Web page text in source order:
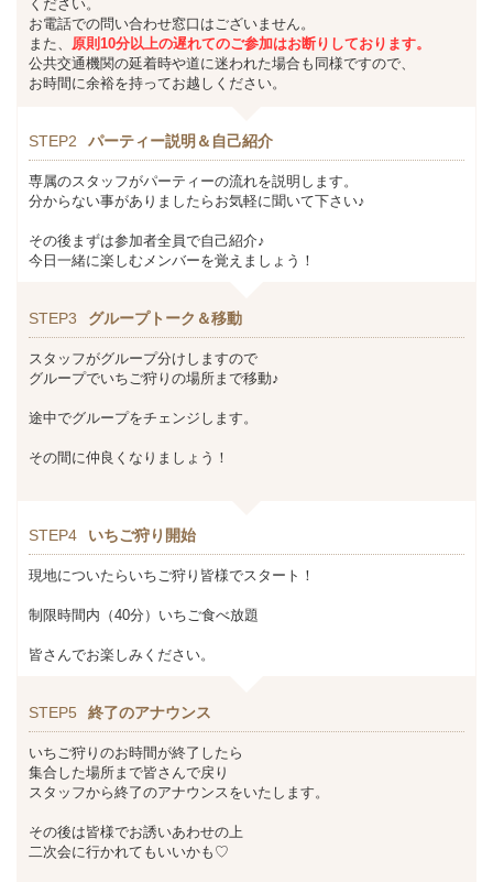
ください。
お電話での問い合わせ窓口はございません。
また、 原則10分以上の遅れてのご参加はお断りしております。
公共交通機関の延着時や道に迷われた場合も同様ですので、
お時間に余裕を持ってお越しください。
STEP2 パーティー説明＆自己紹介
専属のスタッフがパーティーの流れを説明します。
分からない事がありましたらお気軽に聞いて下さい♪
その後まずは参加者全員で自己紹介♪
今日一緒に楽しむメンバーを覚えましょう！
STEP3 グループトーク＆移動
スタッフがグループ分けしますので
グループでいちご狩りの場所まで移動♪
途中でグループをチェンジします。
その間に仲良くなりましょう！
STEP4 いちご狩り開始
現地についたらいちご狩り皆様でスタート！
制限時間内（40分）いちご食べ放題
皆さんでお楽しみください。
STEP5 終了のアナウンス
いちご狩りのお時間が終了したら
集合した場所まで皆さんで戻り
スタッフから終了のアナウンスをいたします。
その後は皆様でお誘いあわせの上
二次会に行かれてもいいかも♡